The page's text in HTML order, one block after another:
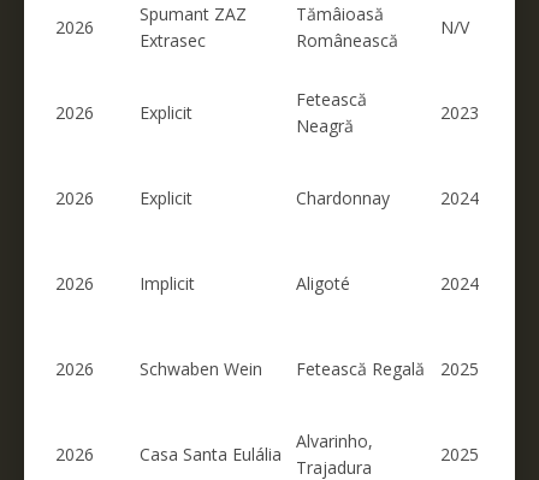
2026
Spumant ZAZ
Extrasec
Tămâioasă
Românească
N/V
2026 Explicit
Fetească
Neagră
2023
2026 Explicit Chardonnay 2024
2026 Implicit Aligoté 2024
2026 Schwaben Wein Fetească Regală 2025
2026 Casa Santa Eulália
Alvarinho,
Trajadura
2025